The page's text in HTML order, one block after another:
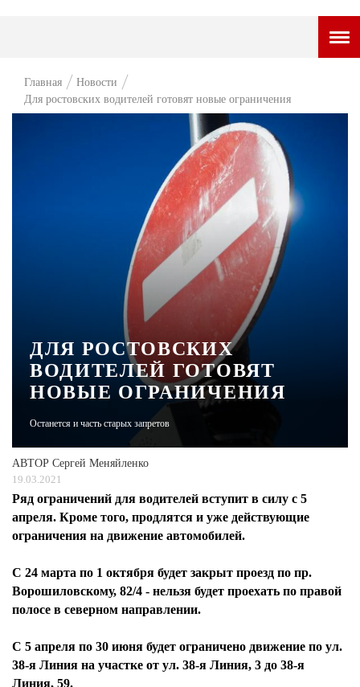
НОВОСТИ
ВОПРОС НЕДЕЛИ
ПРЕМЬЕРА
ТАМ И ТУТ
СТИЛЬ ЖИЗНИ
ХАЙП
ЧЕЛОВЕК ОСОБЕННЫЙ
КУЛЬТ ЕДЫ
АФИША
ЖУРНАЛ
Главная
Новости
Для ростовских водителей готовят новые ограничения
ДЛЯ РОСТОВСКИХ
ВОДИТЕЛЕЙ ГОТОВЯТ
НОВЫЕ ОГРАНИЧЕНИЯ
Останется и часть старых запретов
АВТОР Сергей Меняйленко
19.03.2021
Ряд ограничений для водителей вступит в силу с 5
апреля. Кроме того, продлятся и уже действующие
ограничения на движение автомобилей.
С 24 марта по 1 октября будет закрыт проезд по пр.
Ворошиловскому, 82/4 - нельзя будет проехать по правой
полосе в северном направлении.
С 5 апреля по 30 июня будет ограничено движение по ул.
38-я Линия на участке от ул. 38-я Линия, 3 до 38-я
Линия, 59.